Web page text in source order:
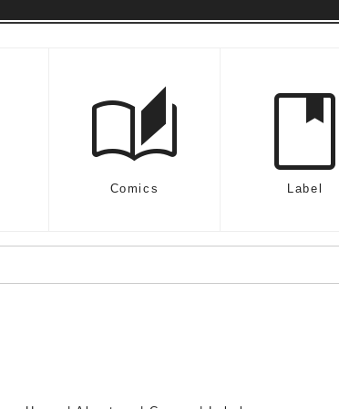
auto_stories
Comics book
Label